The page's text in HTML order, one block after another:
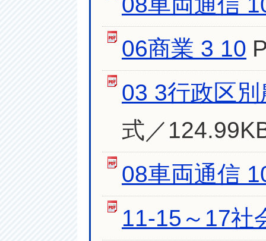
06商業 3 10
03 3行政区
式／
08車両通信
11-15～17社